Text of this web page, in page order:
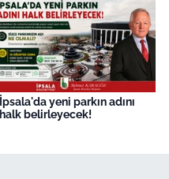
İpsala'da yeni parkın adını
halk belirleyecek!